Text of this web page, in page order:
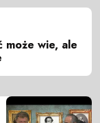
może wie, ale